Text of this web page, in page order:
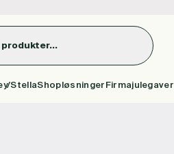
StellaShopløsninger Firmajulegaver